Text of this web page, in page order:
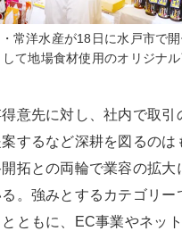
常洋水産が18日に水戸市で
て地場食材使用のオリジナ
意先に対し、社内で取引
するなど深耕を図るのは
拓との両輪で業容の拡大
。強みとするカテゴリー
ともに、EC事業やネッ